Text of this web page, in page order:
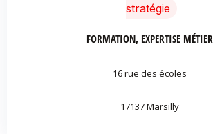
stratégie
FORMATION, EXPERTISE MÉTIER
16 rue des écoles
17137 Marsilly